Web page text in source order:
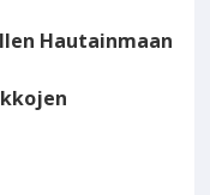
Hautainmaan